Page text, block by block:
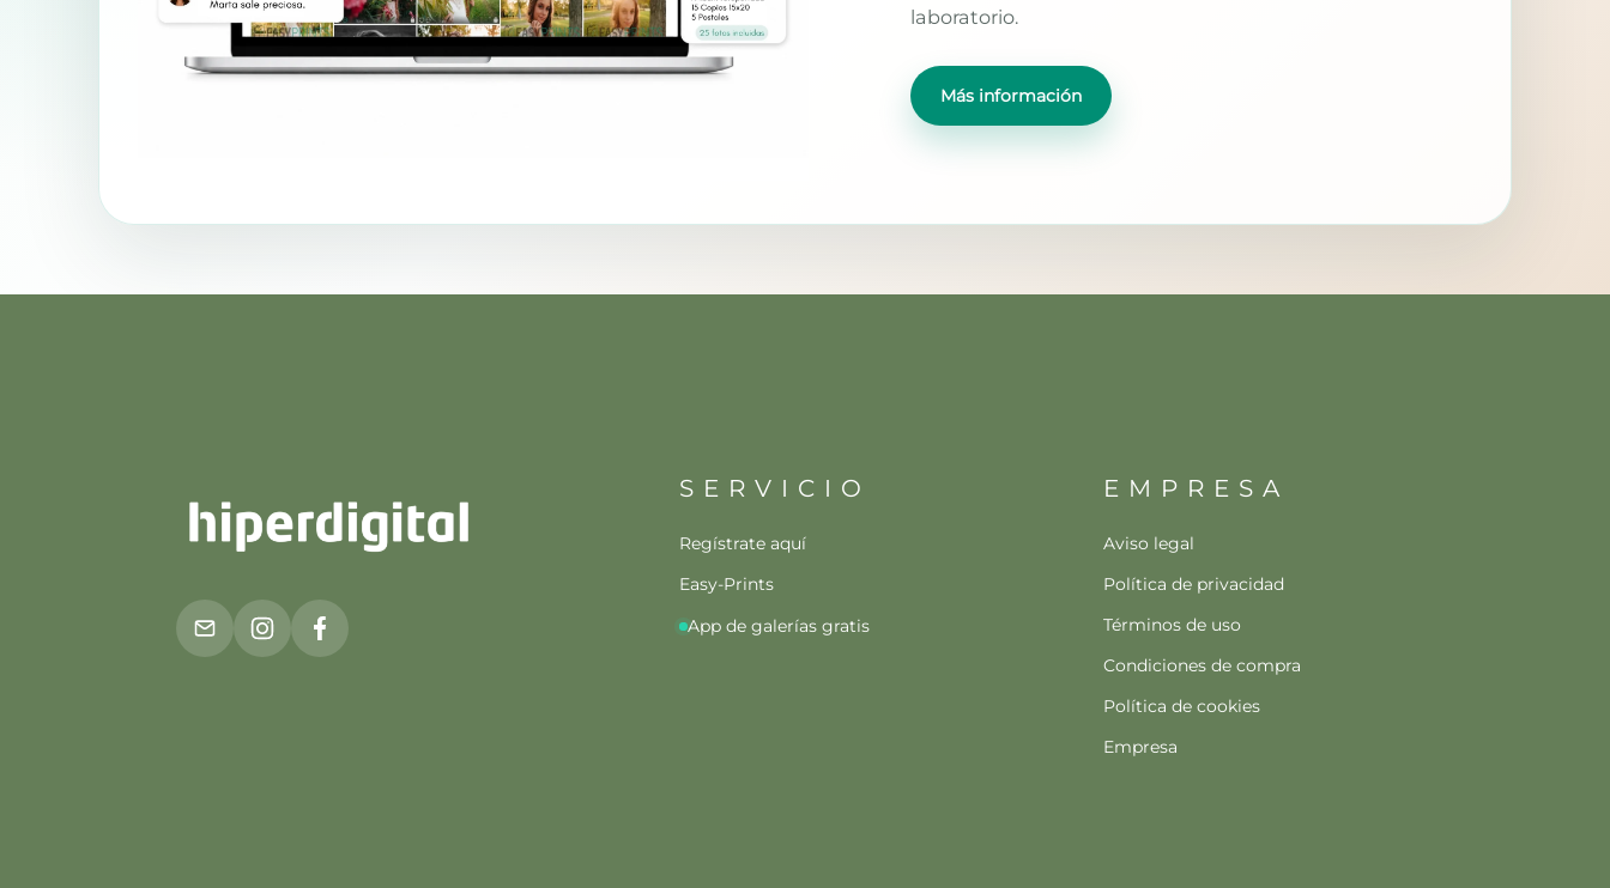
laboratorio.
Más información
SERVICIO
Regístrate aquí
Easy-Prints
App de galerías gratis
EMPRESA
Aviso legal
Política de privacidad
Términos de uso
Condiciones de compra
Política de cookies
Empresa